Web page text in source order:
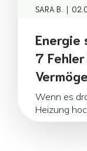
SARA B. |
Energie
7
Wenn es
Heizung